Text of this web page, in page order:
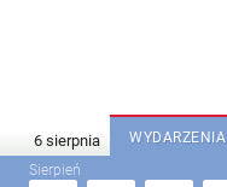
WYDARZENIA